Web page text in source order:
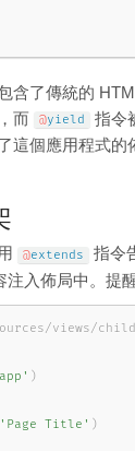
含了傳統的
而
@yield
指令
這個應用程式的
@extends 指令
注入佈局中。提
views/
)
'Page Title' )